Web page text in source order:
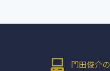
門田俊介の